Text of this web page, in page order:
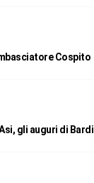
Cospito
gli auguri di Bardi